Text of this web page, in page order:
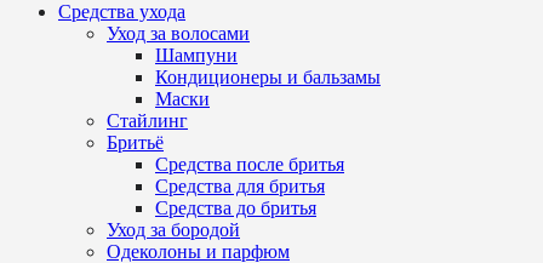
Средства ухода
Уход за волосами
Шампуни
Кондиционеры и бальзамы
Маски
Стайлинг
Бритьё
Средства после бритья
Средства для бритья
Средства до бритья
Уход за бородой
Одеколоны и парфюм